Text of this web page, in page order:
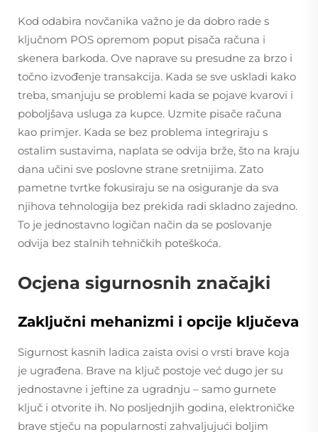
Kod odabira novčanika važno je da dobro rade s
ključnom POS opremom poput pisača računa i
skenera barkoda. Ove naprave su presudne za brzo i
točno izvođenje transakcija. Kada se sve uskladi kako
treba, smanjuju se problemi kada se pojave kvarovi i
poboljšava usluga za kupce. Uzmite pisače računa
kao primjer. Kada se bez problema integriraju s
ostalim sustavima, naplata se odvija brže, što na kraju
dana učini sve poslovne strane sretnijima. Zato
pametne tvrtke fokusiraju se na osiguranje da sva
njihova tehnologija bez prekida radi skladno zajedno.
To je jednostavno logičan način da se poslovanje
odvija bez stalnih tehničkih poteškoća.
Ocjena sigurnosnih značajki
Zaključni mehanizmi i opcije ključeva
Sigurnost kasnih ladica zaista ovisi o vrsti brave koja
je ugrađena. Brave na ključ postoje već dugo jer su
jednostavne i jeftine za ugradnju – samo gurnete
ključ i otvorite ih. No posljednjih godina, elektroničke
brave stječu na popularnosti zahvaljujući boljim